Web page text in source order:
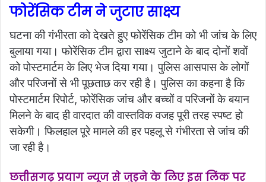
फोरेंसिक टीम ने जुटाए साक्ष्य
घटना की गंभीरता को देखते हुए फोरेंसिक टीम को भी जांच के लिए
बुलाया गया। फोरेंसिक टीम द्वारा साक्ष्य जुटाने के बाद दोनों शवों
को पोस्टमार्टम के लिए भेज दिया गया। पुलिस आसपास के लोगों
और परिजनों से भी पूछताछ कर रही है। पुलिस का कहना है कि
पोस्टमार्टम रिपोर्ट, फोरेंसिक जांच और बच्चों व परिजनों के बयान
मिलने के बाद ही वारदात की वास्तविक वजह पूरी तरह स्पष्ट हो
सकेगी। फिलहाल पूरे मामले की हर पहलू से गंभीरता से जांच की
जा रही है।
छत्तीसगढ़ प्रयाग न्यूज से जुड़ने के लिए इस लिंक पर